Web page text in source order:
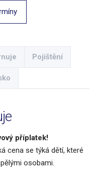
Pojištění
příplatek!
cena se týká dětí, které
osobami.